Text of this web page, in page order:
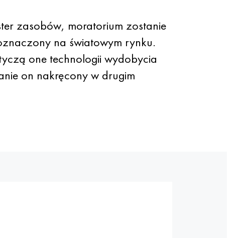
zasobów, moratorium zostanie
na światowym rynku.
one technologii wydobycia
on nakręcony w drugim